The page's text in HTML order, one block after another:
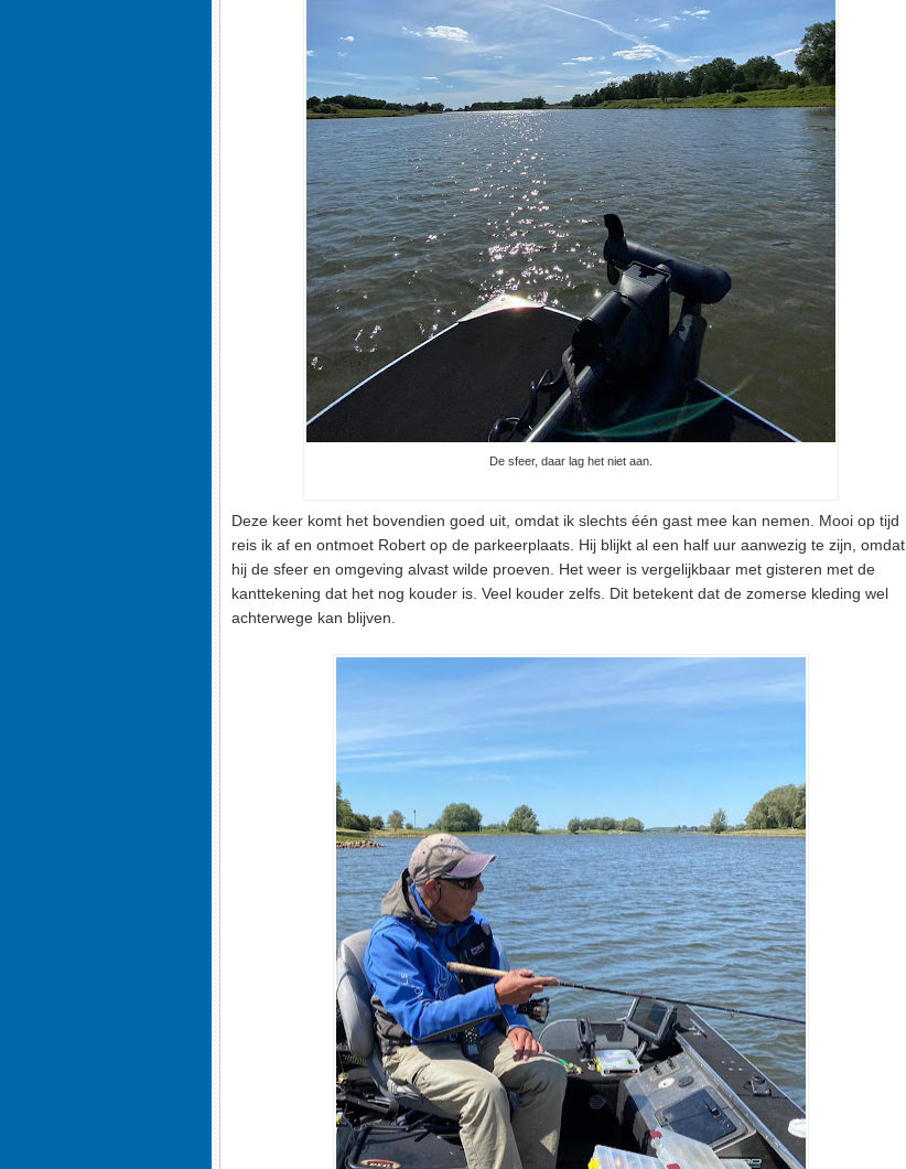
De sfeer, daar lag het niet aan.
Deze keer komt het bovendien goed uit, omdat ik slechts één gast mee kan nemen. Mooi op tijd
reis ik af en ontmoet Robert op de parkeerplaats. Hij blijkt al een half uur aanwezig te zijn, omdat
hij de sfeer en omgeving alvast wilde proeven. Het weer is vergelijkbaar met gisteren met de
kanttekening dat het nog kouder is. Veel kouder zelfs. Dit betekent dat de zomerse kleding wel
achterwege kan blijven.